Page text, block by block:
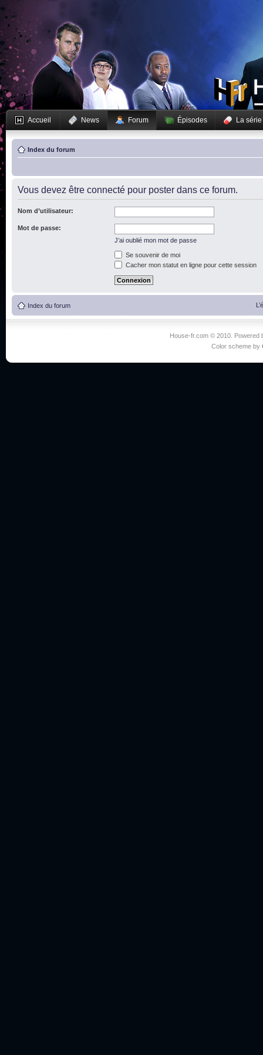
Accueil News Forum Épisodes La série
Index du forum
Vous devez être connecté pour poster dans ce forum.
Nom d’utilisateur:
Mot de passe:
J’ai oublié mon mot de passe
Se souvenir de moi
Cacher mon statut en ligne pour cette session
Index du forum
House-fr.com © 2010. Powered
Color scheme by